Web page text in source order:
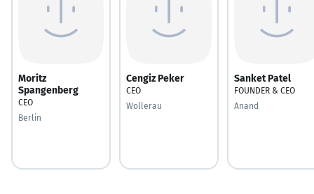
Moritz
Spangenberg
CEO
Berlin
Cengiz Peker
CEO
Wollerau
Sanket Patel
FOUNDER & CEO
Anand